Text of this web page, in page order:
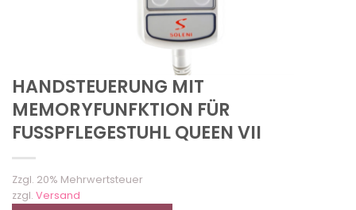
HANDSTEUERUNG MIT
MEMORYFUNFKTION FÜR
FUSSPFLEGESTUHL QUEEN VII
Zzgl. 20% Mehrwertsteuer
zzgl. Versand